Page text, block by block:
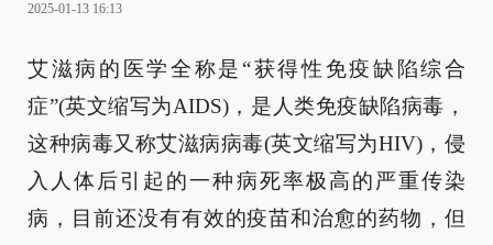
2025-01-13 16:13
艾滋病的医学全称是“获得性免疫缺陷综合
症”(英文缩写为AIDS)，是人类免疫缺陷病毒，
这种病毒又称艾滋病病毒(英文缩写为HIV)，侵
入人体后引起的一种病死率极高的严重传染
病，目前还没有有效的疫苗和治愈的药物，但